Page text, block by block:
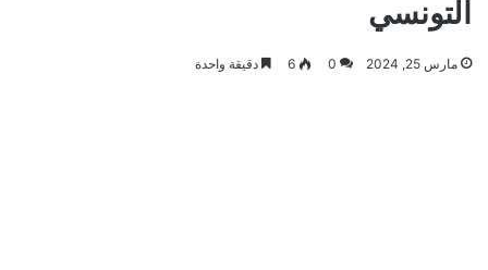
التونسي
مارس 25, 2024 0
6 دقيقة واحدة